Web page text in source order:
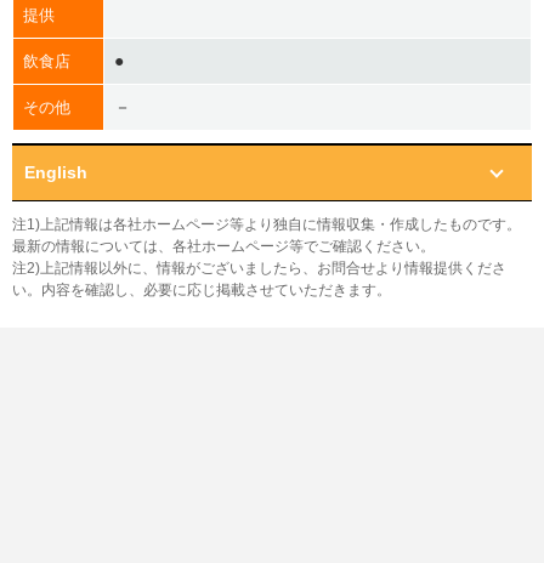
提供
飲食店 ●
その他 －
English
注1)上記情報は各社ホームページ等より独自に情報収集・作成したものです。
最新の情報については、各社ホームページ等でご確認ください。
注2)上記情報以外に、情報がございましたら、お問合せより情報提供くださ
い。内容を確認し、必要に応じ掲載させていただきます。